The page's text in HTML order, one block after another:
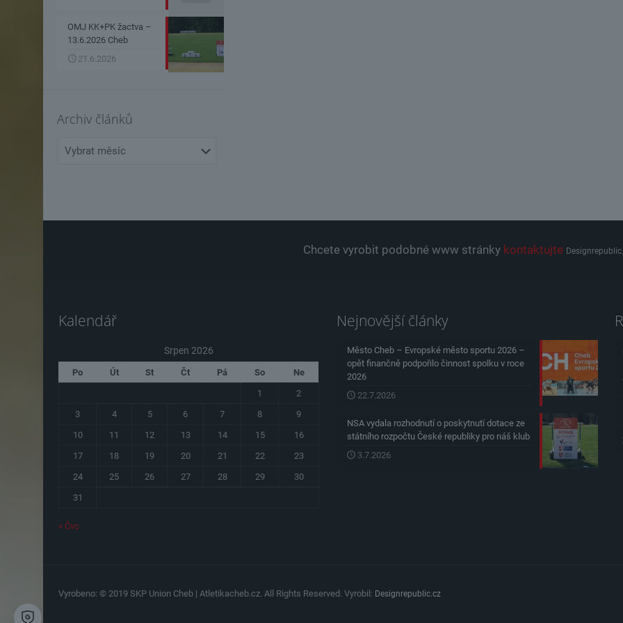
OMJ KK+PK žactva –
13.6.2026 Cheb
21.6.2026
Archiv článků
článků
Chcete vyrobit podobné www stránky kontaktujte
Kalendář
Srpen 2026
Po Út St Čt Pá So
Ne
1
2
3
4 5 6 7 8
9
10
11 12 13 14 15
16
17
18 19 20 21 22
23
24
25 26 27 28 29
30
31
« Čvc
Nejnovější články
Město Cheb – Evropské město sportu 2026 –
opět finančně podpořilo činnost spolku v roce
2026
22.7.2026
NSA vydala rozhodnutí o poskytnutí dotace ze
státního rozpočtu České republiky pro náš klub
3.7.2026
Vyrobeno: © 2019 SKP Union Cheb | Atletikacheb.cz. All Rights Reserved. Vyrobil: Designrepublic.cz